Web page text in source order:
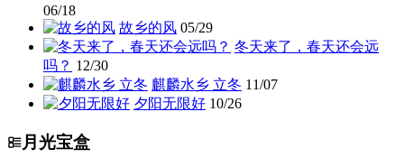
06/18
故乡的风 05/29
冬天来了，春天还会远
吗？ 12/30
麒麟水乡 立冬 11/07
夕阳无限好 10/26
月光宝盒